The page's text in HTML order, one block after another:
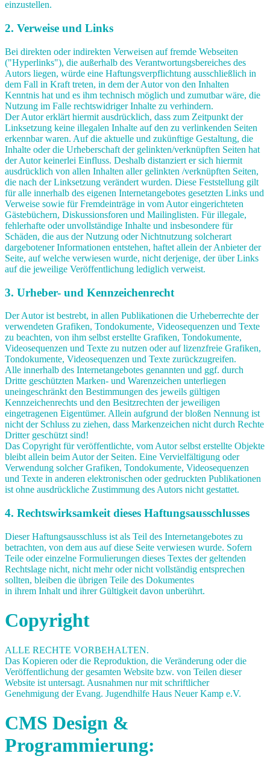
einzustellen.
2. Verweise und Links
Bei direkten oder indirekten Verweisen auf fremde Webseiten
("Hyperlinks"), die außerhalb des Verantwortungsbereiches des
Autors liegen, würde eine Haftungsverpflichtung ausschließlich in
dem Fall in Kraft treten, in dem der Autor von den Inhalten
Kenntnis hat und es ihm technisch möglich und zumutbar wäre, die
Nutzung im Falle rechtswidriger Inhalte zu verhindern.
Der Autor erklärt hiermit ausdrücklich, dass zum Zeitpunkt der
Linksetzung keine illegalen Inhalte auf den zu verlinkenden Seiten
erkennbar waren. Auf die aktuelle und zukünftige Gestaltung, die
Inhalte oder die Urheberschaft der gelinkten/verknüpften Seiten hat
der Autor keinerlei Einfluss. Deshalb distanziert er sich hiermit
ausdrücklich von allen Inhalten aller gelinkten /verknüpften Seiten,
die nach der Linksetzung verändert wurden. Diese Feststellung gilt
für alle innerhalb des eigenen Internetangebotes gesetzten Links und
Verweise sowie für Fremdeinträge in vom Autor eingerichteten
Gästebüchern, Diskussionsforen und Mailinglisten. Für illegale,
fehlerhafte oder unvollständige Inhalte und insbesondere für
Schäden, die aus der Nutzung oder Nichtnutzung solcherart
dargebotener Informationen entstehen, haftet allein der Anbieter der
Seite, auf welche verwiesen wurde, nicht derjenige, der über Links
auf die jeweilige Veröffentlichung lediglich verweist.
3. Urheber- und Kennzeichenrecht
Der Autor ist bestrebt, in allen Publikationen die Urheberrechte der
verwendeten Grafiken, Tondokumente, Videosequenzen und Texte
zu beachten, von ihm selbst erstellte Grafiken, Tondokumente,
Videosequenzen und Texte zu nutzen oder auf lizenzfreie Grafiken,
Tondokumente, Videosequenzen und Texte zurückzugreifen.
Alle innerhalb des Internetangebotes genannten und ggf. durch
Dritte geschützten Marken- und Warenzeichen unterliegen
uneingeschränkt den Bestimmungen des jeweils gültigen
Kennzeichenrechts und den Besitzrechten der jeweiligen
eingetragenen Eigentümer. Allein aufgrund der bloßen Nennung ist
nicht der Schluss zu ziehen, dass Markenzeichen nicht durch Rechte
Dritter geschützt sind!
Das Copyright für veröffentlichte, vom Autor selbst erstellte Objekte
bleibt allein beim Autor der Seiten. Eine Vervielfältigung oder
Verwendung solcher Grafiken, Tondokumente, Videosequenzen
und Texte in anderen elektronischen oder gedruckten Publikationen
ist ohne ausdrückliche Zustimmung des Autors nicht gestattet.
4. Rechtswirksamkeit dieses Haftungsausschlusses
Dieser Haftungsausschluss ist als Teil des Internetangebotes zu
betrachten, von dem aus auf diese Seite verwiesen wurde. Sofern
Teile oder einzelne Formulierungen dieses Textes der geltenden
Rechtslage nicht, nicht mehr oder nicht vollständig entsprechen
sollten, bleiben die übrigen Teile des Dokumentes
in ihrem Inhalt und ihrer Gültigkeit davon unberührt.
Copyright
ALLE RECHTE VORBEHALTEN.
Das Kopieren oder die Reproduktion, die Veränderung oder die
Veröffentlichung der gesamten Website bzw. von Teilen dieser
Website ist untersagt. Ausnahmen nur mit schriftlicher
Genehmigung der Evang. Jugendhilfe Haus Neuer Kamp e.V.
CMS Design &
Programmierung: